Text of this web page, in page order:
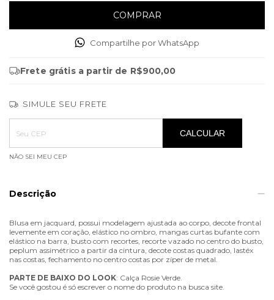
Compartilhe por WhatsApp
Frete grátis a partir de R$900,00
SIMULE SEU FRETE
Entregas para o CEP:
ALTERAR CEP
CALCULAR
NÃO SEI MEU CEP
Descrição
Blusa em jacquard, possui modelagem ajustada ao corpo, decote frontal
levemente em coração, elástico no ombro, mangas curtas bufante com
elástico na barra, busto com recortes, recorte vazado no centro do busto,
peplum assimétrico a partir da cintura, decote costas quadrado, lastéx
nas costas, fechamento no centro costas por zíper de metal.
PARTE DE BAIXO DO LOOK: Calça Rosie Verde.
Se você gostou é só escrever o nome do produto na busca site.